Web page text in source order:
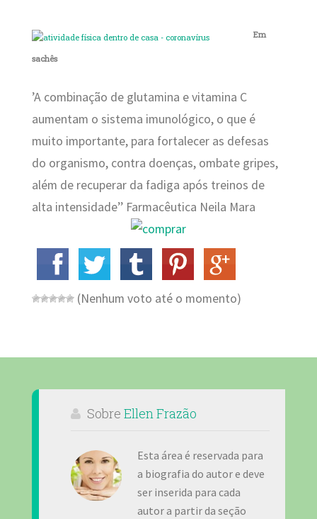
Em
sachês
’A combinação de glutamina e vitamina C
aumentam o sistema imunológico, o que é
muito importante, para fortalecer as defesas
do organismo, contra doenças, ombate gripes,
além de recuperar da fadiga após treinos de
alta intensidade’’ Farmacêutica Neila Mara
(Nenhum voto até o momento)
Sobre Ellen Frazão
Esta área é reservada para
a biografia do autor e deve
ser inserida para cada
autor a partir da seção